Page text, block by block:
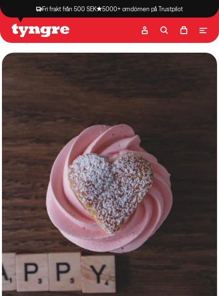
Fri frakt från 500 SEK 5000+ omdömen på Trustpilot
Butik Recept